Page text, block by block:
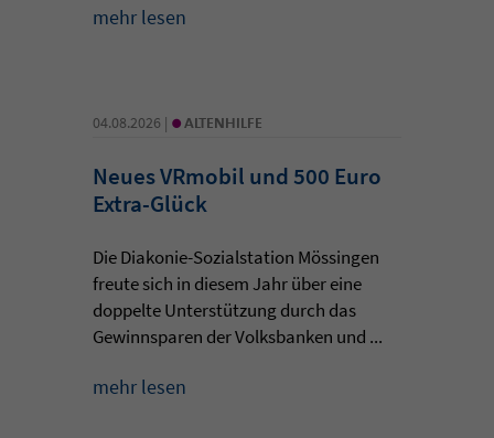
mehr lesen
04.08.2026 | • ALTENHILFE
Neues VRmobil und 500 Euro
Extra-Glück
Die Diakonie-Sozialstation Mössingen
freute sich in diesem Jahr über eine
doppelte Unterstützung durch das
Gewinnsparen der Volksbanken und ...
mehr lesen